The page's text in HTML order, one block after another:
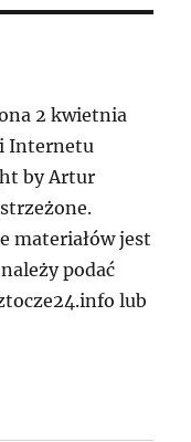
2 kwietnia
Internetu
by Artur
materiałów jest
podać
lub